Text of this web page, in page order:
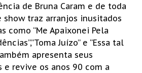
de Bruna Caram e de toda
show traz arranjos inusitados
como “Me Apaixonei Pela
Juízo” e “Essa tal
apresenta seus
e revive os anos 90 com a